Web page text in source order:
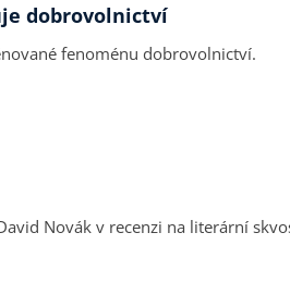
dobrovolnictví
fenoménu dobrovolnictví.
Novák v recenzi na literární